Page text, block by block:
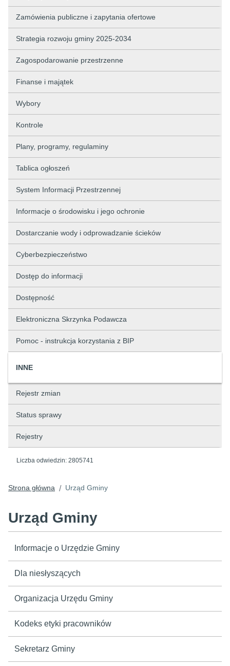
Zamówienia publiczne i zapytania ofertowe
Strategia rozwoju gminy 2025-2034
Zagospodarowanie przestrzenne
Finanse i majątek
Wybory
Kontrole
Plany, programy, regulaminy
Tablica ogłoszeń
System Informacji Przestrzennej
Informacje o środowisku i jego ochronie
Dostarczanie wody i odprowadzanie ścieków
Cyberbezpieczeństwo
Dostęp do informacji
Dostępność
Elektroniczna Skrzynka Podawcza
Pomoc - instrukcja korzystania z BIP
INNE
Rejestr zmian
Status sprawy
Rejestry
Liczba odwiedzin: 2805741
Strona główna / Urząd Gminy
Urząd Gminy
Informacje o Urzędzie Gminy
Dla niesłyszących
Organizacja Urzędu Gminy
Kodeks etyki pracowników
Sekretarz Gminy